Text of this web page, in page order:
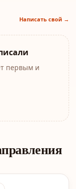
Написать свой →
первым и